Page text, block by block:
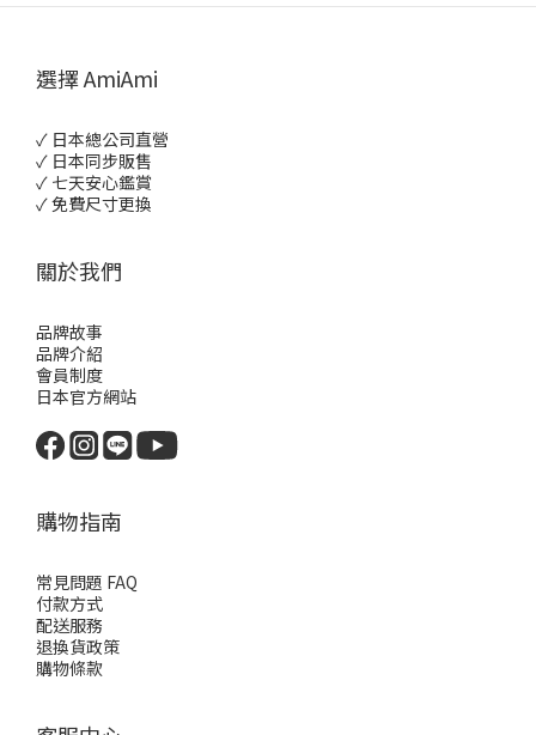
選擇 AmiAmi
✓ 日本總公司直營
✓ 日本同步販售
✓ 七天安心鑑賞
✓ 免費尺寸更換
關於我們
品牌故事
品牌介紹
會員制度
日本官方網站
購物指南
常見問題 FAQ
付款方式
配送服務
退換貨政策
購物條款